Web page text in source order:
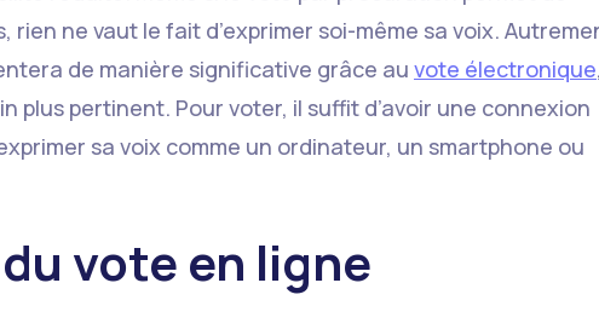
ne vaut le fait d’exprimer soi-même sa voix.
de manière significative grâce au vote électronique,
plus pertinent. Pour voter, il suffit d’avoir une connexion
sa voix comme un ordinateur, un smartphone ou
vote en ligne